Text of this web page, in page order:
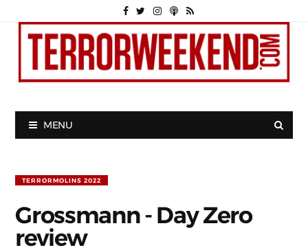
MENU
TERRORMOLINS 2022
Grossmann - Day Zero
review